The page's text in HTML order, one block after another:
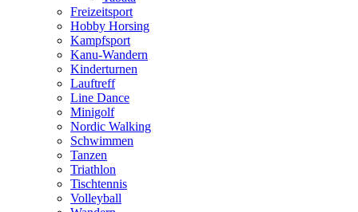
Freizeitsport
Hobby Horsing
Kampfsport
Kanu-Wandern
Kinderturnen
Lauftreff
Line Dance
Minigolf
Nordic Walking
Schwimmen
Tanzen
Triathlon
Tischtennis
Volleyball